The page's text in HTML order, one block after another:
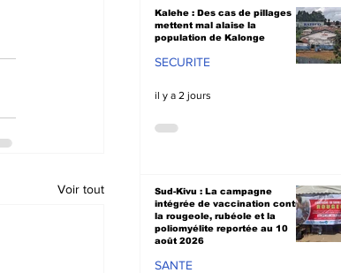
Voir tout
Kalehe : Des cas de pillages
mettent mal alaise la
population de Kalonge
SECURITE
il y a 2 jours
Sud-Kivu : La campagne
intégrée de vaccination contre
la rougeole, rubéole et la
poliomyélite reportée au 10
août 2026
SANTE